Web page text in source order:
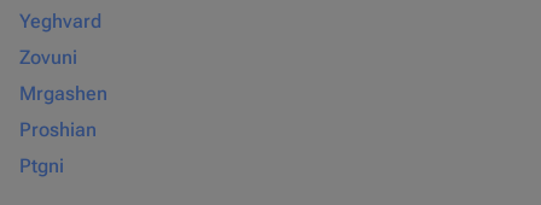
Yeghvard
Zovuni
Mrgashen
Proshian
Ptgni